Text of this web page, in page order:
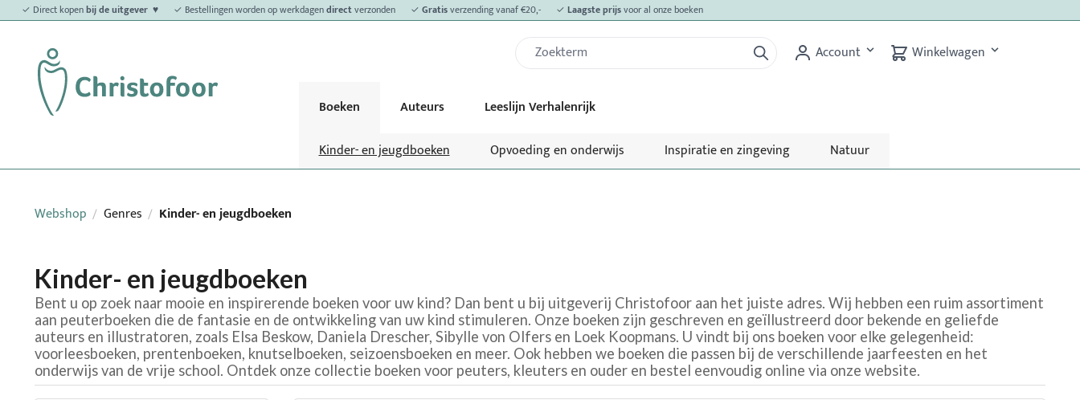
✓ Direct kopenbij de uitgever ♥ ✓ Bestellingen worden op werkdagendirectverzonden ✓ Gratisverzending vanaf €20,- ✓ Laagste prijsvoor al onze boeken
Account Winkelwagen
Boeken Auteurs
Leeslijn Verhalenrijk
Kinder- en jeugdboeken
Opvoeding en onderwijs Inspiratie en zingeving Natuur
Webshop / Genres / Kinder- en jeugdboeken
Kinder- en jeugdboeken
Bent u op zoek naar mooie en inspirerende boeken voor uw kind? Dan bent u bij uitgeverij Christofoor aan het juiste adres. Wij hebben een ruim assortiment
aan peuterboeken die de fantasie en de ontwikkeling van uw kind stimuleren. Onze boeken zijn geschreven en geïllustreerd door bekende en geliefde
auteurs en illustratoren, zoals Elsa Beskow, Daniela Drescher, Sibylle von Olfers en Loek Koopmans. U vindt bij ons boeken voor elke gelegenheid:
voorleesboeken, prentenboeken, knutselboeken, seizoensboeken en meer. Ook hebben we boeken die passen bij de verschillende jaarfeesten en het
onderwijs van de vrije school. Ontdek onze collectie boeken voor peuters, kleuters en ouder en bestel eenvoudig online via onze website.